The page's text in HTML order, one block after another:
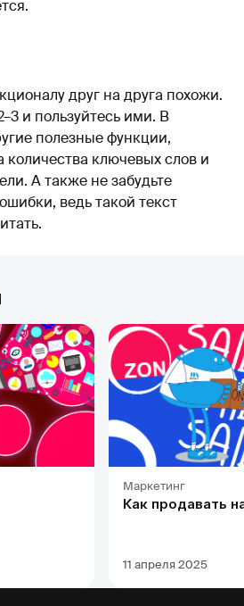
друг на друга похожи.
и пользуйтесь ими. В
полезные функции,
ключевых слов и
А также не забудьте
ведь такой текст
Маркетинг
Как продавать
11 апреля 2025